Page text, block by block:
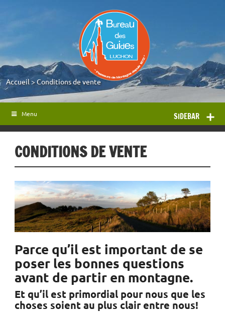
Accueil>Conditions de vente
SIDEBAR
Menu
CONDITIONS DE VENTE
Parce qu’il est important de se
poser les bonnes questions
avant de partir en montagne.
Et qu’il est primordial pour nous que les
choses soient au plus clair entre nous!